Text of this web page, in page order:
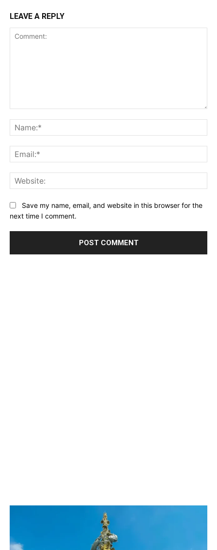
LEAVE A REPLY
Save my name, email, and website in this browser for the
next time I comment.